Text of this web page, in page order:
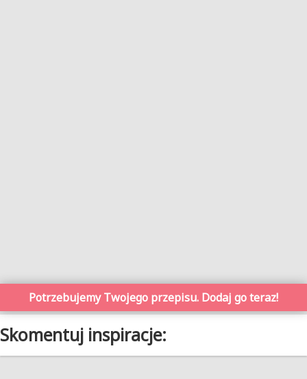
Potrzebujemy Twojego przepisu. Dodaj go teraz!
Skomentuj inspiracje: